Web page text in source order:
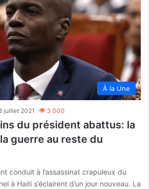
À la Une
juillet 2021 3 000
du président abattus: la
guerre au reste du
conduit à l’assassinat crapuleux du
à Haiti s’éclairent d’un jour nouveau. La